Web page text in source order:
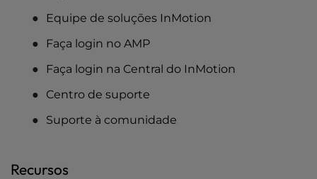
Equipe de soluções InMotion
Faça login no AMP
Faça login na Central do InMotion
Centro de suporte
Suporte à comunidade
Recursos